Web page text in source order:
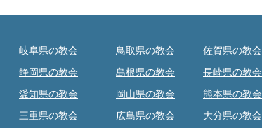
岐阜県の教会
静岡県の教会
愛知県の教会
三重県の教会
鳥取県の教会
島根県の教会
岡山県の教会
広島県の教会
佐賀県の教会
長崎県の教会
熊本県の教会
大分県の教会